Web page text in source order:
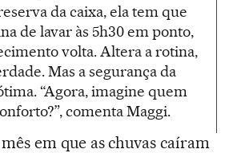
da caixa, ela tem que
de lavar às 5h30 em ponto,
volta. Altera a rotina,
Mas a segurança da
“Agora, imagine quem
comenta Maggi.
em que as chuvas caíram